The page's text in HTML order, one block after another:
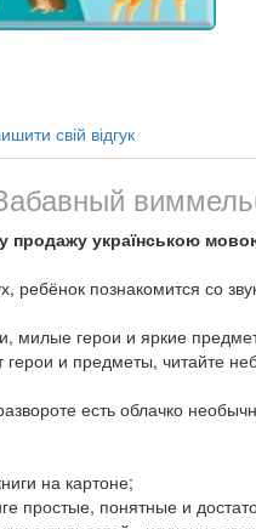
свій відгук
продажу українською
ребёнок познакомится со
милые герои и яркие
герои и предметы, читайте
есть облачко
на картоне;
простые, понятные и